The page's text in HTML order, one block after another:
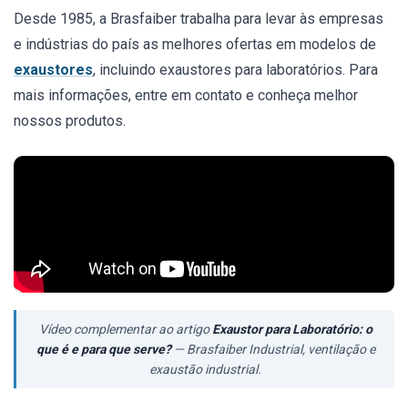
Desde 1985, a Brasfaiber trabalha para levar às empresas
e indústrias do país as melhores ofertas em modelos de
exaustores, incluindo exaustores para laboratórios. Para
mais informações, entre em contato e conheça melhor
nossos produtos.
Vídeo complementar ao artigoExaustor para Laboratório: o
que é e para que serve?— Brasfaiber Industrial, ventilação e
exaustão industrial.